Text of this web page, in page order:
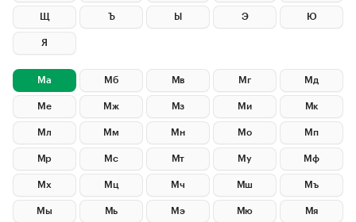
Ъ Ы Э Ю
Я
Ма Мб Мв Мг Мд
Ме Мж Мз Ми Мк
Мл Мм Мн Мо Мп
Мр Мс Мт Му Мф
Мх Мц Мч Мш Мъ
Мы Мь Мэ Мю Мя